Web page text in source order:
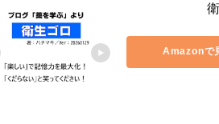
Amazonで